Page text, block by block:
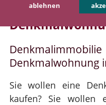
ablehnen
Denkmalwohnung
Sie wollen eine
kaufen? Sie wollen